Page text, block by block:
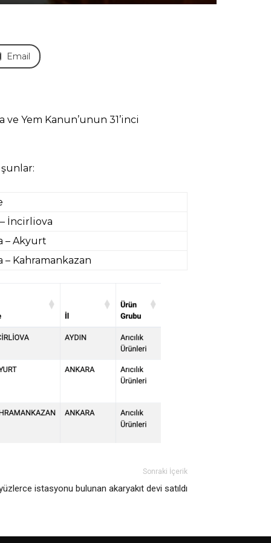
Email
Yem Kanun’unun 31’inci
İncirliova
– Akyurt
– Kahramankazan
Sonraki İçerik
istasyonu bulunan akaryakıt devi satıldı